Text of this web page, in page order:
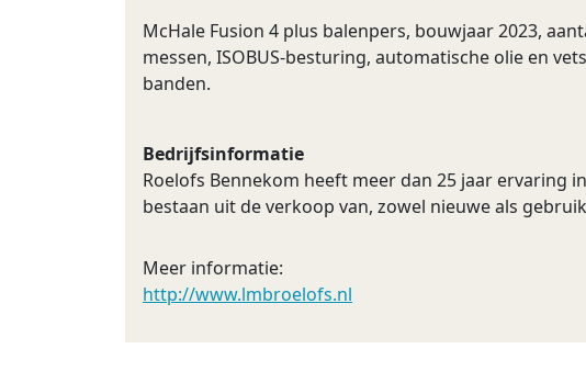
McHale Fusion 4 plus balenpers, bouwjaar 2023,
messen, ISOBUS-besturing, automatische olie en
banden.
Bedrijfsinformatie
Roelofs Bennekom heeft meer dan 25 jaar ervaring
bestaan uit de verkoop van, zowel nieuwe als
Meer informatie:
http://www.lmbroelofs.nl